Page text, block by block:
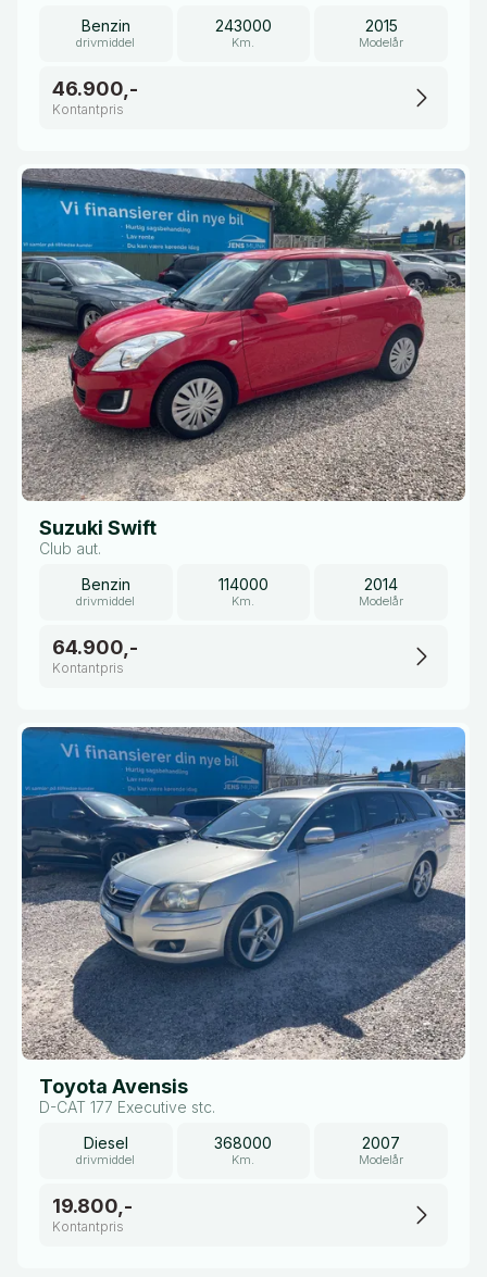
Benzin
drivmiddel
243000
Km.
2015
Modelår
46.900,-
Kontantpris
Suzuki Swift
Club aut.
Benzin
drivmiddel
114000
Km.
2014
Modelår
64.900,-
Kontantpris
Toyota Avensis
D-CAT 177 Executive stc.
Diesel
drivmiddel
368000
Km.
2007
Modelår
19.800,-
Kontantpris